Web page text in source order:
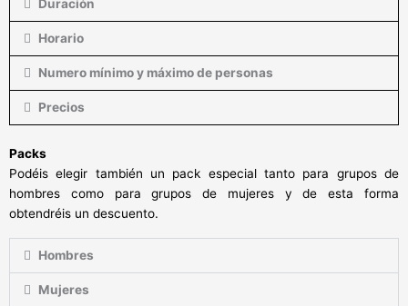
Duración
Horario
Numero mínimo y máximo de personas
Precios
Packs
Podéis elegir también un pack especial tanto para grupos de
hombres como para grupos de mujeres y de esta forma
obtendréis un descuento.
Hombres
Mujeres